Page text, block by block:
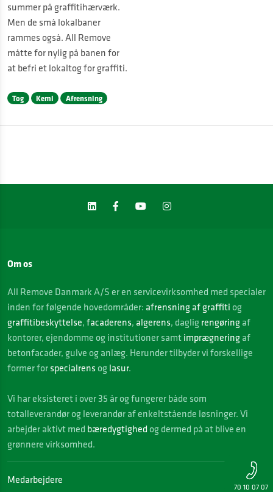
70 10 07 07
summer på graffitihærværk.
Men de små lokalbaner
rammes også. All Remove
måtte for nylig på banen for
at befri et lokaltog for graffiti.
Tog Kemi Afrensning
Om os
All Remove Danmark A/S er en servicevirksomhed med specialer
inden for følgende hovedområder: afrensning af graffiti og
graffitibeskyttelse, facaderens, algerens, daglig rengøring af
kontorer, ejendomme og institutioner samt imprægnering af
betonfacader, gulve og anlæg. Herunder tilbyder vi forskellige
former for specialrens og lasur.
Vi har eksisteret i over 35 år og fungerer både som
totalleverandør og leverandør af enkeltstående løsninger. Vi
arbejder aktivt med bæredygtighed og dermed på at blive en
grønnere virksomhed.
Medarbejdere